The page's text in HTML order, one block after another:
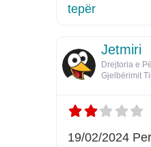
tepërrreth këtij
Jetmiri
Drejtoria e
Gjelbërimit
19/02/2024